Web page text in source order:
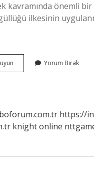
kavramında önemli
ilkesinin
Bellekte
Kodlama
Yorum Bırak
https://
knight online